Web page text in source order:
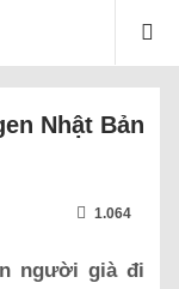
Nhật Bản
1.064
người già đi